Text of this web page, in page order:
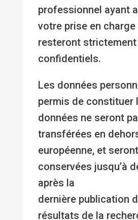
professionnel ayant
votre prise en charge
resteront strictement
confidentiels.
Les données
permis de constituer
données ne seront
transférées en
européenne, et seront
conservées jusqu’à
après la
dernière publication
résultats de la